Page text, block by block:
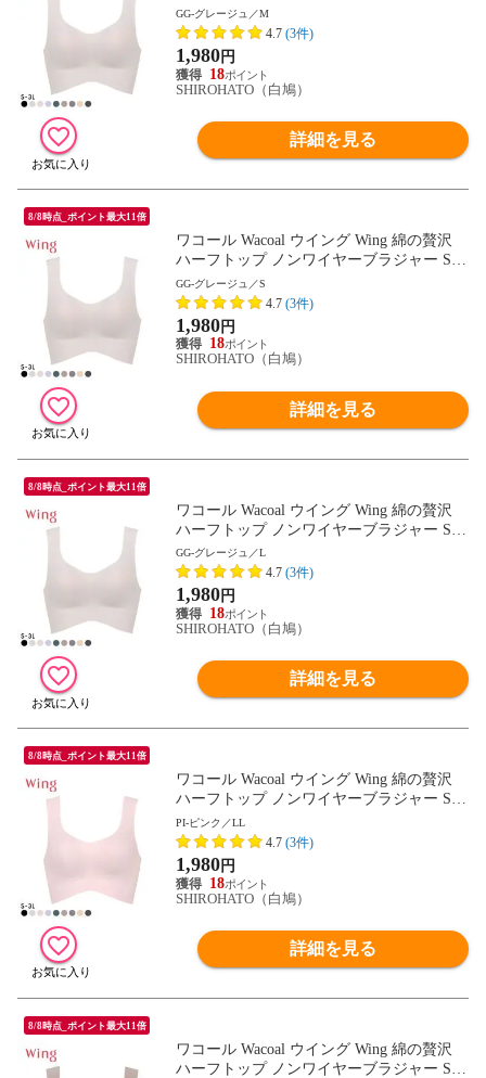
L ワイヤレスブラ 耐静電気 吸放湿
GG-グレージュ／M
4.7 (3件)
1,980円
18
SHIROHATO（白鳩）
詳細を見る
8/8時点_ポイント最大11倍
ワコール Wacoal ウイング Wing 綿の贅沢
ハーフトップ ノンワイヤーブラジャー S-3
L ワイヤレスブラ 耐静電気 吸放湿
GG-グレージュ／S
4.7 (3件)
1,980円
18
SHIROHATO（白鳩）
詳細を見る
8/8時点_ポイント最大11倍
ワコール Wacoal ウイング Wing 綿の贅沢
ハーフトップ ノンワイヤーブラジャー S-3
L ワイヤレスブラ 耐静電気 吸放湿
GG-グレージュ／L
4.7 (3件)
1,980円
18
SHIROHATO（白鳩）
詳細を見る
8/8時点_ポイント最大11倍
ワコール Wacoal ウイング Wing 綿の贅沢
ハーフトップ ノンワイヤーブラジャー S-3
L ワイヤレスブラ 耐静電気 吸放湿
PI-ピンク／LL
4.7 (3件)
1,980円
18
SHIROHATO（白鳩）
詳細を見る
8/8時点_ポイント最大11倍
ワコール Wacoal ウイング Wing 綿の贅沢
ハーフトップ ノンワイヤーブラジャー S-3